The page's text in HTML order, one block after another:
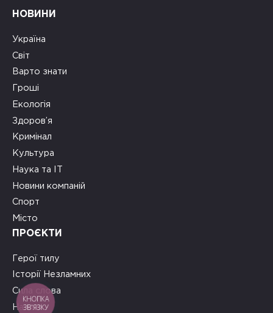
НОВИНИ
Україна
Світ
Варто знати
Гроші
Екологія
Здоров’я
Кримінал
Культура
Наука та ІТ
Новини компаній
Спорт
Місто
ПРОЄКТИ
Герої тилу
Історії Незламних
Сила слова
На часі
КНОПКА
ЗВ'ЯЗКУ